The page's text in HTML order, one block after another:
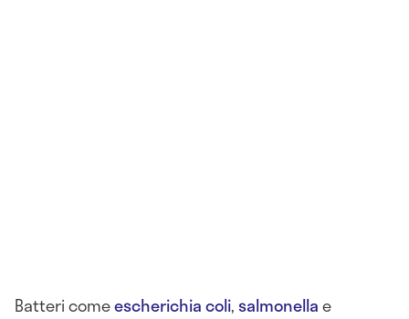
Batteri comeescherichia coli, salmonellae